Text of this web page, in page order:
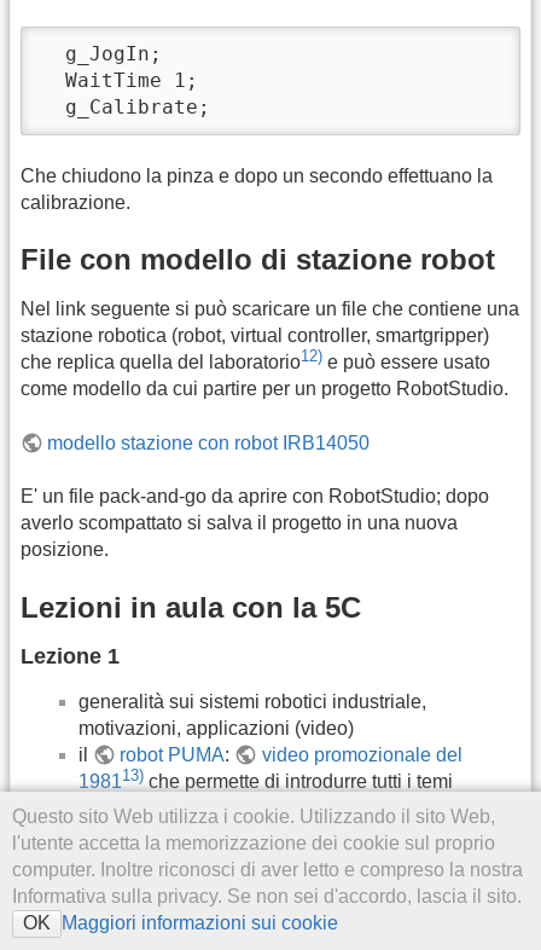
  g_JogIn;
  WaitTime 1;
  g_Calibrate;
Che chiudono la pinza e dopo un secondo effettuano la
calibrazione.
File con modello di stazione robot
Nel link seguente si può scaricare un file che contiene una
stazione robotica (robot, virtual controller, smartgripper)
che replica quella del laboratorio12) e può essere usato
come modello da cui partire per un progetto RobotStudio.
modello stazione con robot IRB14050
E' un file pack-and-go da aprire con RobotStudio; dopo
averlo scompattato si salva il progetto in una nuova
posizione.
Lezioni in aula con la 5C
Lezione 1
generalità sui sistemi robotici industriale,
motivazioni, applicazioni (video)
il
robot PUMA:
video promozionale del
198113) che permette di introdurre tutti i temi
riguardanti la robotica industriale (vantaggi, utilizzi,
giunti, programmazione online, movimento per
giunti, sistemi di coordinate e movimenti cartesiani,
cinematica inversa calcolo e singolarità,
programmazione offline, cambio tool, ispezione e
Questo sito Web utilizza i cookie. Utilizzando il sito Web,
l'utente accetta la memorizzazione dei cookie sul proprio
computer. Inoltre riconosci di aver letto e compreso la nostra
Informativa sulla privacy. Se non sei d'accordo, lascia il sito.
OK
Maggiori informazioni sui cookie